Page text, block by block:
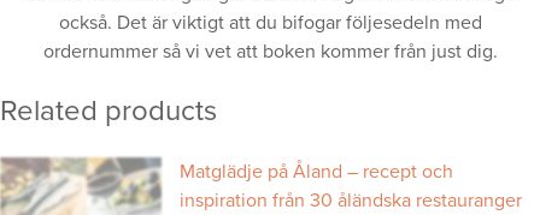
också. Det är viktigt att du bifogar följesedeln med
ordernummer så vi vet att boken kommer från just dig.
Related products
Matglädje på Åland – recept och
inspiration från 30 åländska restauranger